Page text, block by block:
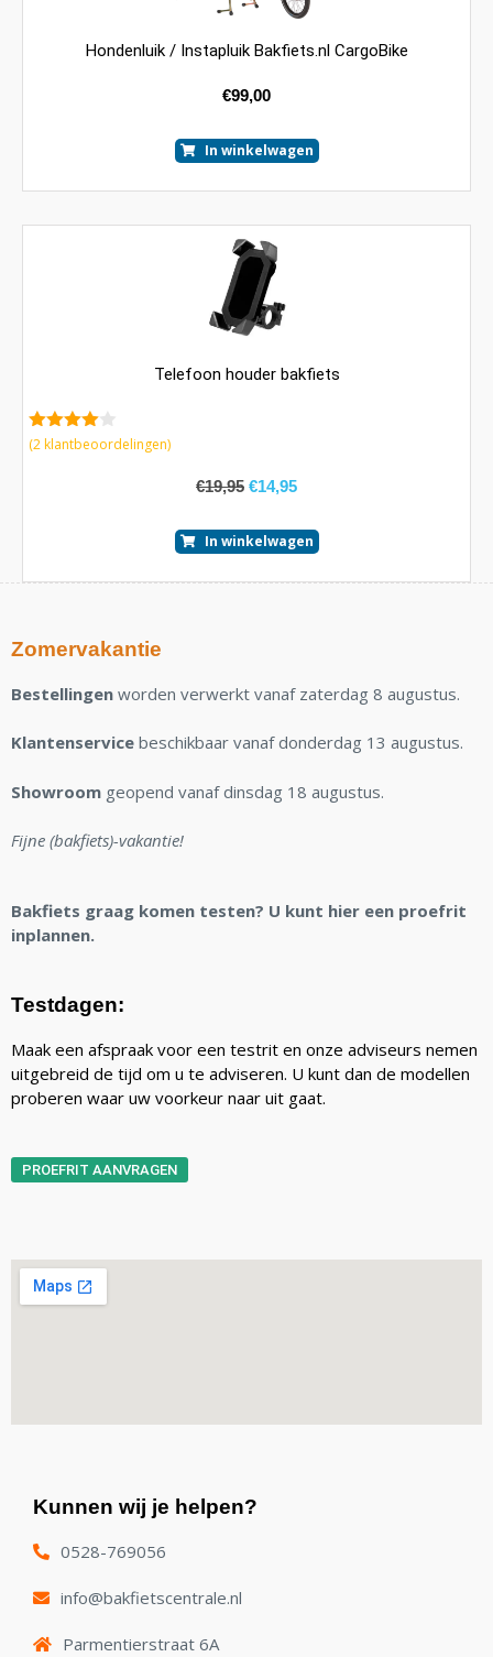
Hondenluik / Instapluik Bakfiets.nl CargoBike
€99,00
In winkelwagen
Telefoon houder bakfiets
4.00van
(2klantbeoordelingen)
€19,95 €14,95
In winkelwagen
Zomervakantie
Bestellingen worden verwerkt vanaf zaterdag 8 augustus.
Klantenservice beschikbaar vanaf donderdag 13 augustus.
Showroom geopend vanaf dinsdag 18 augustus.
Fijne (bakfiets)-vakantie!
Bakfiets graag komen testen? U kunt hier een proefrit
inplannen.
Testdagen:
Maak een afspraak voor een testrit en onze adviseurs nemen
uitgebreid de tijd om u te adviseren. U kunt dan de modellen
proberen waar uw voorkeur naar uit gaat.
PROEFRIT AANVRAGEN
Kunnen wij je helpen?
0528-769056
info@bakfietscentrale.nl
Parmentierstraat 6A